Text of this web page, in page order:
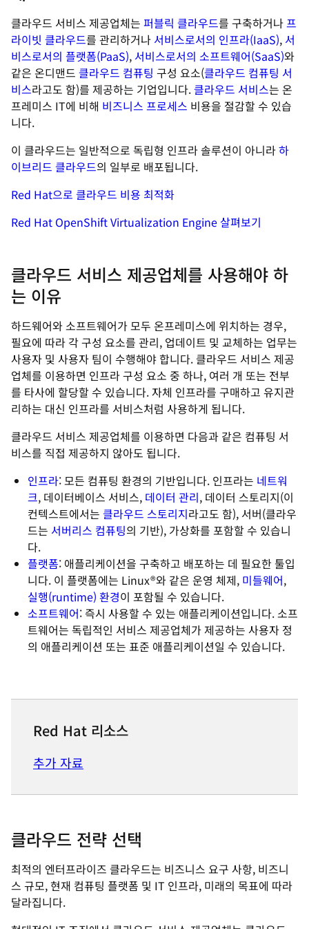
클라우드 서비스 제공업체는 퍼블릭 클라우드를 구축하거나프
라이빗 클라우드를 관리하거나 서비스로서의 인프라(IaaS), 서
비스로서의 플랫폼(PaaS), 서비스로서의 소프트웨어(SaaS)와
같은 온디맨드 클라우드 컴퓨팅 구성 요소(클라우드 컴퓨팅 서
비스라고도 함)를 제공하는 기업입니다.클라우드 서비스는 온
프레미스 IT에 비해 비즈니스 프로세스 비용을 절감할 수 있습
니다.
이 클라우드는 일반적으로 독립형 인프라 솔루션이 아니라하
이브리드 클라우드의 일부로 배포됩니다.
Red Hat으로 클라우드 비용 최적화
Red Hat OpenShift Virtualization Engine 살펴보기
클라우드 서비스 제공업체를 사용해야 하
는 이유
하드웨어와 소프트웨어가 모두 온프레미스에 위치하는 경우,
필요에 따라 각 구성 요소를 관리, 업데이트 및 교체하는 업무는
사용자 및 사용자 팀이 수행해야 합니다. 클라우드 서비스 제공
업체를 이용하면 인프라 구성 요소 중 하나, 여러 개 또는 전부
를 타사에 할당할 수 있습니다. 자체 인프라를 구매하고 유지관
리하는 대신 인프라를 서비스처럼 사용하게 됩니다.
클라우드 서비스 제공업체를 이용하면 다음과 같은 컴퓨팅 서
비스를 직접 제공하지 않아도 됩니다.
인프라: 모든 컴퓨팅 환경의 기반입니다. 인프라는 네트워
크, 데이터베이스 서비스, 데이터 관리, 데이터 스토리지(이
컨텍스트에서는 클라우드 스토리지라고도 함), 서버(클라우
드는 서버리스 컴퓨팅의 기반), 가상화를 포함할 수 있습니
다.
플랫폼: 애플리케이션을 구축하고 배포하는 데 필요한 툴입
니다. 이 플랫폼에는 Linux®와 같은 운영 체제, 미들웨어,
실행(runtime) 환경이 포함될 수 있습니다.
소프트웨어: 즉시 사용할 수 있는 애플리케이션입니다. 소프
트웨어는 독립적인 서비스 제공업체가 제공하는 사용자 정
의 애플리케이션 또는 표준 애플리케이션일 수 있습니다.
Red Hat 리소스
추가 자료
클라우드 전략 선택
최적의 엔터프라이즈 클라우드는 비즈니스 요구 사항, 비즈니
스 규모, 현재 컴퓨팅 플랫폼 및 IT 인프라, 미래의 목표에 따라
달라집니다.